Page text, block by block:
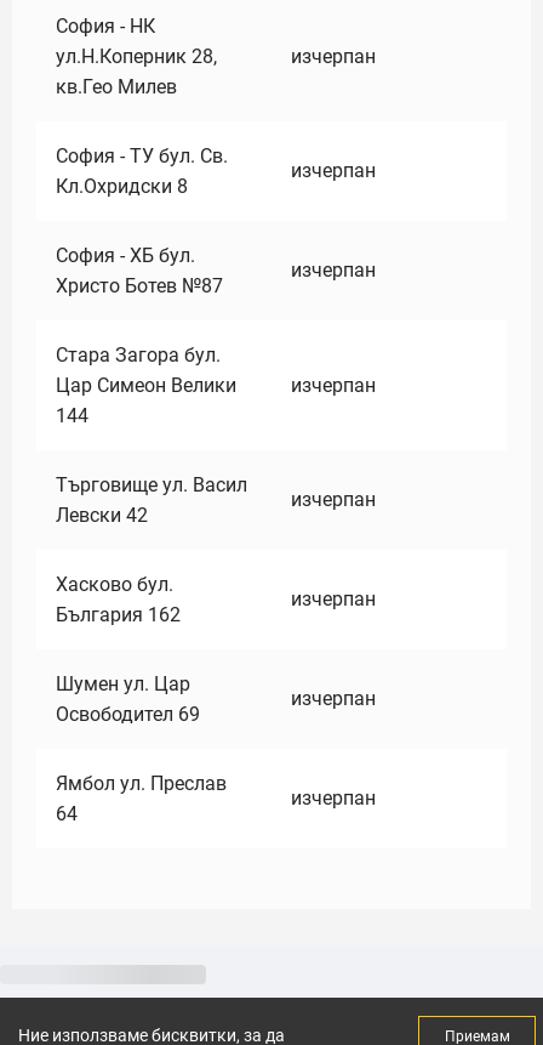
София - НК
ул.Н.Коперник 28,
кв.Гео Милев
изчерпан
София - ТУ бул. Св.
Кл.Охридски 8
изчерпан
София - ХБ бул.
Христо Ботев №87
изчерпан
Стара Загора бул.
Цар Симеон Велики
144
изчерпан
Търговище ул. Васил
Левски 42
изчерпан
Хасково бул.
България 162
изчерпан
Шумен ул. Цар
Освободител 69
изчерпан
Ямбол ул. Преслав
64
изчерпан
Ние използваме бисквитки, за да Приемам